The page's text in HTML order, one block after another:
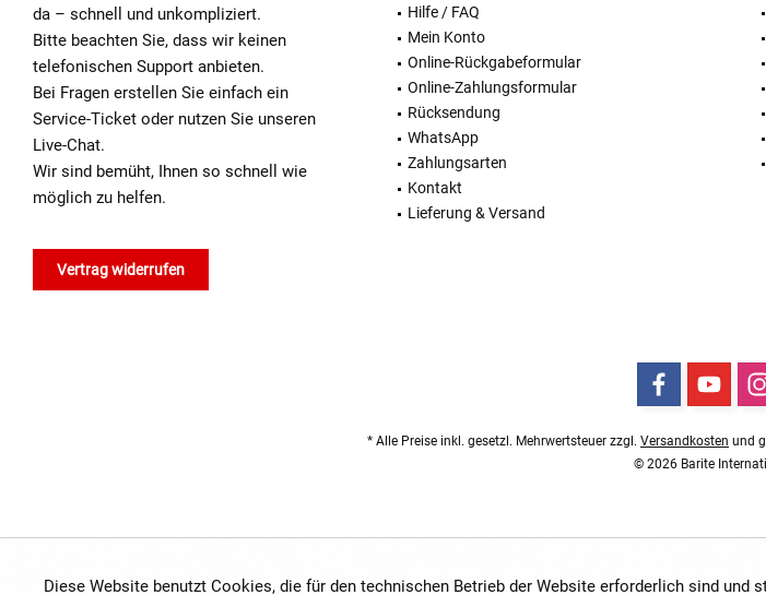
da – schnell und unkompliziert.
Bitte beachten Sie, dass wir keinen
telefonischen Support anbieten.
Bei Fragen erstellen Sie einfach ein
Service-Ticket oder nutzen Sie unseren
Live-Chat.
Wir sind bemüht, Ihnen so schnell wie
möglich zu helfen.
Vertrag widerrufen
Hilfe / FAQ
Mein Konto
Online-Rückgabeformular
Online-Zahlungsformular
Rücksendung
WhatsApp
Zahlungsarten
Kontakt
Lieferung & Versand
* Alle Preise inkl. gesetzl. Mehrwertsteuer zzgl. Versandkosten und
© 2026 Barite
Diese Website benutzt Cookies, die für den technischen Betrieb der Website erforderlich sind